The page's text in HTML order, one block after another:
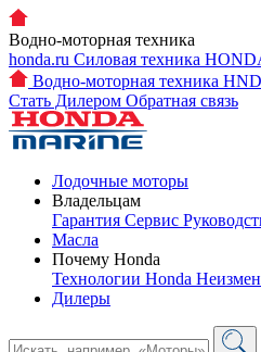
Водно-моторная техника
honda.ru Силовая техника
Водно-моторная техника HND
Стать Дилером Обратная связь
Лодочные моторы
Владельцам
Гарантия Сервис
Масла
Почему Honda
Технологии Honda
Дилеры